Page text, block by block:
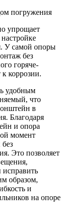
погружения
упрощает
У самой опоры
без
горяче-
коррозии.
удобным
что
в
Благодаря
и опора
момент
Это позволяет
исправить
образом,
и
на опоре